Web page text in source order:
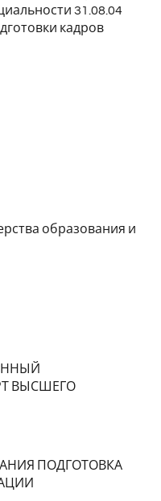
31.08.04
кадров
образования и
ВЫСШЕГО
ПОДГОТОВКА